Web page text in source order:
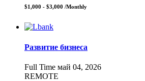
$1,000 - $3,000 /Monthly
Развитие бизнеса
Full Time май 04, 2026
REMOTE